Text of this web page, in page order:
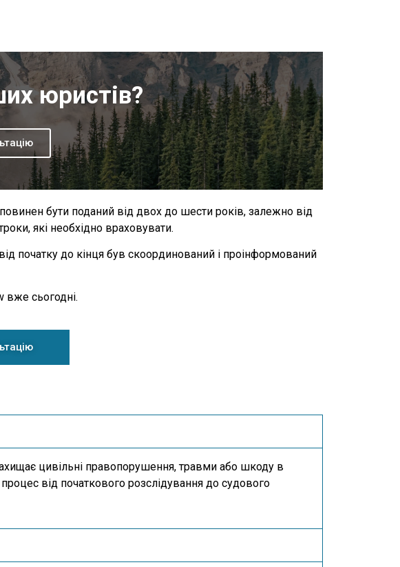
юристів?
бути поданий від двох до шести років, залежно від
які необхідно враховувати.
початку до кінця був скоординований і проінформований
вже сьогодні.
цивільні правопорушення, травми або шкоду в
від початкового розслідування до судового